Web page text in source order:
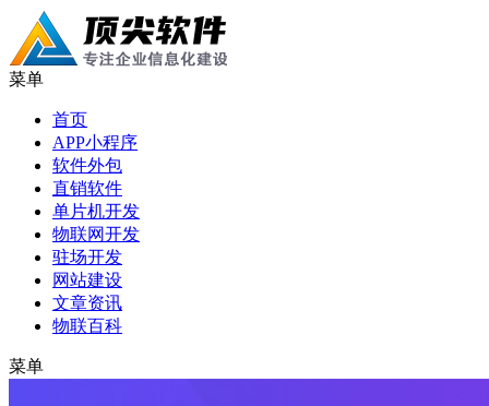
菜单
首页
APP小程序
软件外包
直销软件
单片机开发
物联网开发
驻场开发
网站建设
文章资讯
物联百科
菜单